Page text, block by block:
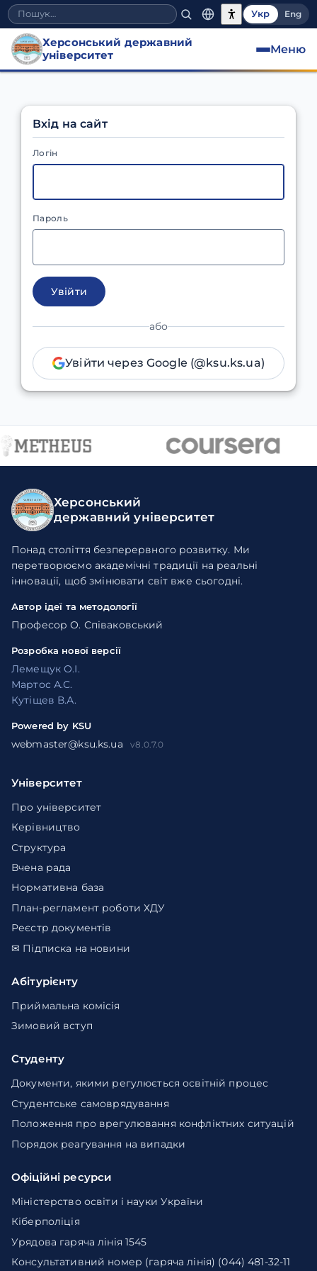
Укр Eng
Херсонський державний
університет
Меню
Вхід на сайт
Логін
Пароль
Увійти
або
Увійти через Google (@ksu.ks.ua)
Херсонський
державний університет
Понад століття безперервного розвитку. Ми
перетворюємо академічні традиції на реальні
інновації, щоб змінювати світ вже сьогодні.
Автор ідеї та методології
Професор О. Співаковський
Розробка нової версії
Лемещук О.І.
Мартос А.С.
Кутіщев В.А.
Powered by KSU
webmaster@ksu.ks.ua v8.0.7.0
Університет
Про університет
Керівництво
Структура
Вчена рада
Нормативна база
План-регламент роботи ХДУ
Реєстр документів
✉ Підписка на новини
Абітурієнту
Приймальна комісія
Зимовий вступ
Студенту
Документи, якими регулюється освітній процес
Студентське самоврядування
Положення про врегулювання конфліктних ситуацій
Порядок реагування на випадки
Офіційні ресурси
Міністерство освіти і науки України
Кіберполіція
Урядова гаряча лінія 1545
Консультативний номер (гаряча лінія) (044) 481-32-11